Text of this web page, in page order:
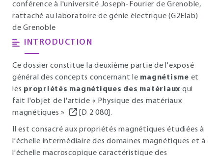
conférence à l'université Joseph-Fourier de Grenoble,
rattaché au laboratoire de génie électrique (G2Elab)
de Grenoble
INTRODUCTION
Ce dossier constitue la deuxième partie de l'exposé
général des concepts concernant le magnétisme et
les propriétés magnétiques des matériaux qui
fait l'objet de l'article « Physique des matériaux
magnétiques »
[D 2 080].
Il est consacré aux propriétés magnétiques étudiées à
l'échelle intermédiaire des domaines magnétiques et à
l'échelle macroscopique caractéristique des